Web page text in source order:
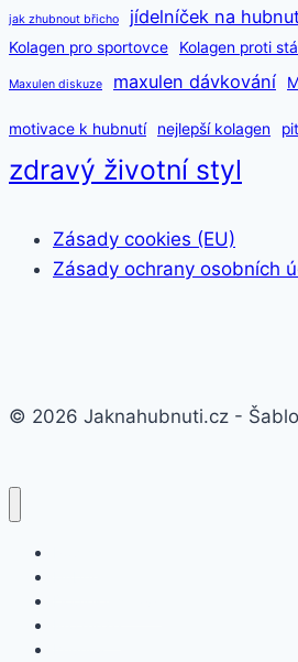
štíhlý
vzhled
jak zhubnout břicho jídelníček na
Kolagen pro sportovce
Kolagen proti
Maxulen diskuze maxulen dávkování
motivace k hubnutí nejlepší kolagen
zdravý životní styl
Zásady cookies (EU)
Zásady ochrany osobních
© 2026 Jaknahubnuti.cz -